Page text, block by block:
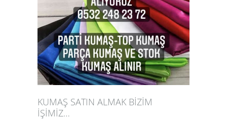
KUMAŞ SATIN ALMAK BİZİM
İŞİMİZ…